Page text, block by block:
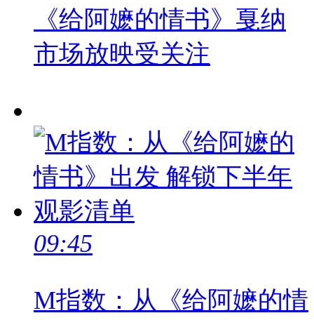
《给阿嬷的情书》戛纳
市场放映受关注
09:45
M指数：从《给阿嬷的情